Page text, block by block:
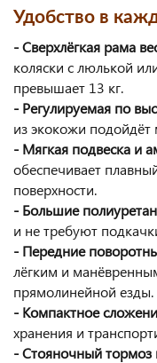
Удобство в
- Сверхлёгкая рама
коляски с люлькой
превышает 13 кг.
- Регулируемая по
из экокожи
- Мягкая подвеска и
обеспечивает
поверхности.
- Большие
и не требуют
- Передние
лёгким и
прямолинейной езды.
- Компактное
хранения и
- Стояночный тормоз